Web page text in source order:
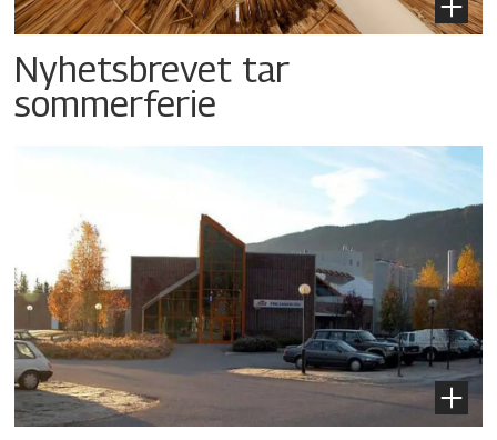
Nyhetsbrevet tar
sommerferie